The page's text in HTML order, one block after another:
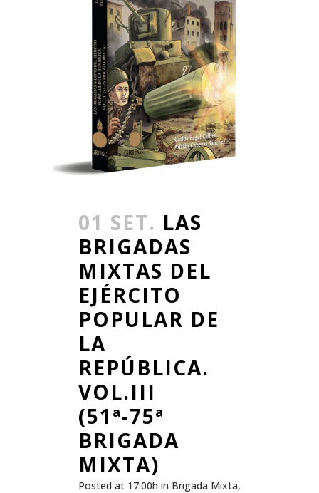
01 SET. LAS
BRIGADAS
MIXTAS DEL
EJÉRCITO
POPULAR DE
LA
REPÚBLICA.
VOL.III
(51ª-75ª
BRIGADA
MIXTA)
Posted at 17:00h in Brigada Mixta,